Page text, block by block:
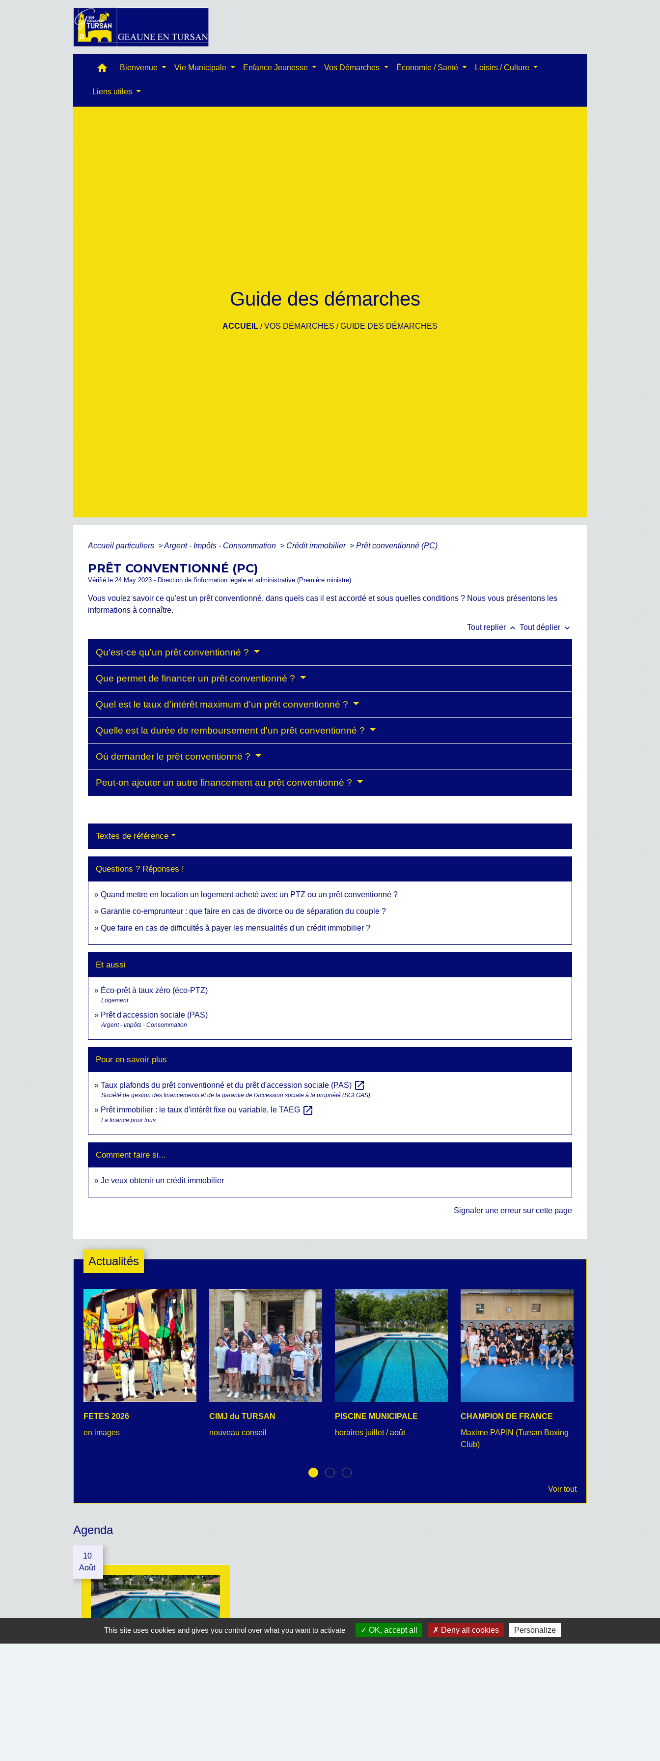
home Bienvenue Vie Municipale Enfance Jeunesse Vos Démarches Économie / Santé Loisirs / Culture
Liens utiles
Guide des démarches
ACCUEIL /VOS DÉMARCHES /GUIDE DES DÉMARCHES
Accueil particuliers > Argent - Impôts - Consommation > Crédit immobilier > Prêt conventionné (PC)
PRÊT CONVENTIONNÉ (PC)
Vérifié le 24 May 2023 - Direction de l'information légale et administrative (Première ministre)
Vous voulez savoir ce qu'est un prêt conventionné, dans quels cas il est accordé et sous quelles conditions ? Nous vous présentons les
informations à connaître.
Tout replier keyboard_arrow_up Tout déplier keyboard_arrow_down
Qu'est-ce qu'un prêt conventionné ?
Que permet de financer un prêt conventionné ?
Quel est le taux d'intérêt maximum d'un prêt conventionné ?
Quelle est la durée de remboursement d'un prêt conventionné ?
Où demander le prêt conventionné ?
Peut-on ajouter un autre financement au prêt conventionné ?
Textes de référence
Questions ? Réponses !
Quand mettre en location un logement acheté avec un PTZ ou un prêt conventionné ?
Garantie co-emprunteur : que faire en cas de divorce ou de séparation du couple ?
Que faire en cas de difficultés à payer les mensualités d'un crédit immobilier ?
Et aussi
Éco-prêt à taux zéro (éco-PTZ)
Logement
Prêt d'accession sociale (PAS)
Argent - Impôts - Consommation
Pour en savoir plus
Taux plafonds du prêt conventionné et du prêt d'accession sociale (PAS) open_in_new
Société de gestion des financements et de la garantie de l'accession sociale à la propriété (SGFGAS)
Prêt immobilier : le taux d'intérêt fixe ou variable, le TAEG open_in_new
La finance pour tous
Comment faire si...
Je veux obtenir un crédit immobilier
Signaler une erreur sur cette page
Actualités
FETES 2026
en images
CIMJ du TURSAN
nouveau conseil
PISCINE MUNICIPALE
horaires juillet / août
CHAMPION DE FRANCE
Maxime PAPIN (Tursan Boxing
Club)
Voir tout
Agenda
10
Août
This site uses cookies and gives you control over what you want to activate OK, accept all Deny all cookies Personalize